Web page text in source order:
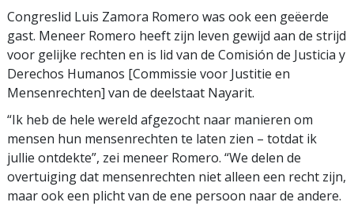
Congreslid Luis Zamora Romero was ook een geëerde
gast. Meneer Romero heeft zijn leven gewijd aan de strijd
voor gelijke rechten en is lid van de Comisión de Justicia y
Derechos Humanos [Commissie voor Justitie en
Mensenrechten] van de deelstaat Nayarit.
“Ik heb de hele wereld afgezocht naar manieren om
mensen hun mensenrechten te laten zien – totdat ik
jullie ontdekte”, zei meneer Romero. “We delen de
overtuiging dat mensenrechten niet alleen een recht zijn,
maar ook een plicht van de ene persoon naar de andere.